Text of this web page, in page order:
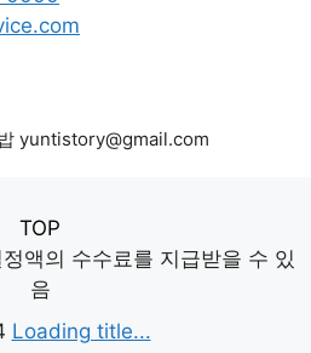
yuntistory@gmail.com
TOP
액의 수수료를 지급받을 수 있
음
Loading title...